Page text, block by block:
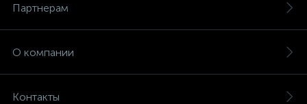
Партнерам
О компании
Контакты